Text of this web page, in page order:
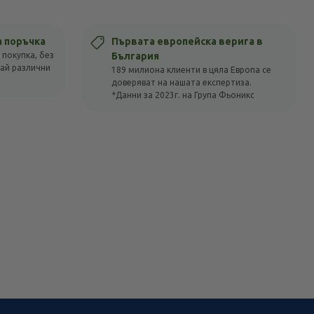
поръчка
без
различни
Първата европейска верига в
България
189 милиона клиенти в цяла Европа се
доверяват на нашата експертиза.
*Данни за 2023г. на Група Фьоникс